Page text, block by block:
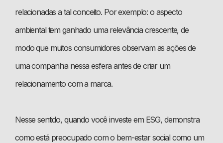
relacionadas a tal conceito. Por exemplo: o aspecto
ambiental tem ganhado uma relevância crescente, de
modo que muitos consumidores observam as ações de
uma companhia nessa esfera antes de criar um
relacionamento com a marca.
Nesse sentido, quando você investe em ESG, demonstra
como está preocupado com o bem-estar social como um